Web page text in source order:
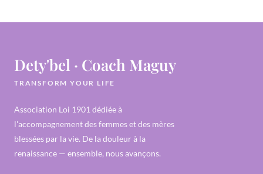
Dety'bel · Coach Maguy
TRANSFORM YOUR LIFE
Association Loi 1901 dédiée à
l'accompagnement des femmes et des mères
blessées par la vie. De la douleur à la
renaissance — ensemble, nous avançons.